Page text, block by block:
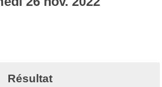
Résultat